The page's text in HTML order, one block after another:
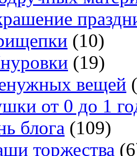
(10)
(19)
вещей
от 0 до 1
блога (109)
торжества